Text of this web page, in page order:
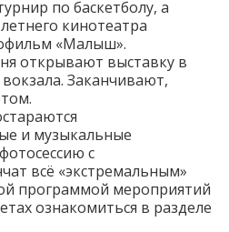
по баскетболу, а
кинотеатра
«Малыш».
открывают выставку в
Заканчивают,
и музыкальные
с
всё «экстремальным»
программой мероприятий
ознакомиться в разделе